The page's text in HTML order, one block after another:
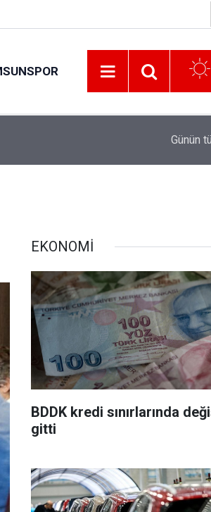
Samsun'da
Günün
EKONOMİ
BDDK kredi sınırlarında
gitti